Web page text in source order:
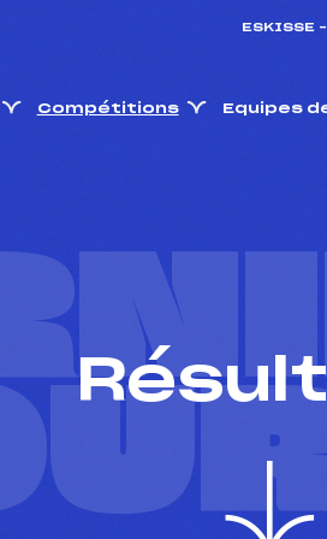
ESKISSE
Compétitions Equipes